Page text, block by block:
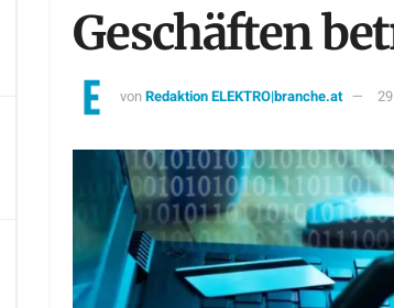
Geschäften
vonRedaktion ELEKTRO|branche.at